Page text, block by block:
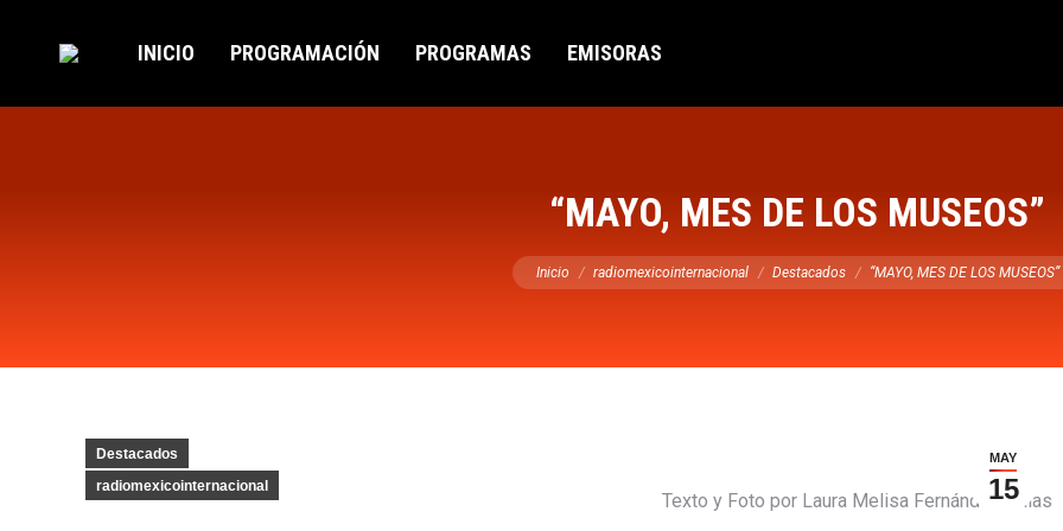
INICIO PROGRAMACIÓN PROGRAMAS EMISORAS
“MAYO, MES DE LOS MUSEOS”
Estás aquí:
Inicio radiomexicointernacional Destacados “MAYO, MES DE LOS MUSEOS”
MAY
15
Destacados
radiomexicointernacional
Texto y Foto por Laura Melisa Fernández Salas